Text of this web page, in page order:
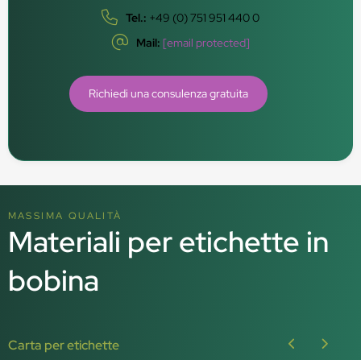
Tel.: +49 (0) 751 951 440 0
Mail: [email protected]
Richiedi una consulenza gratuita
MASSIMA QUALITÀ
Materiali per etichette in
bobina
Carta per etichette